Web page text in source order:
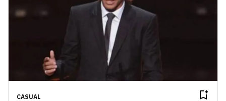
CASUAL